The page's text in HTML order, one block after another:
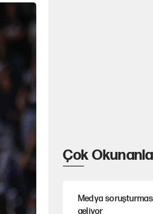
Çok
Medya
geliyor